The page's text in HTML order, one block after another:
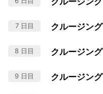
7 日目 クルージング
8 日目 クルージング
9 日目 クルージング